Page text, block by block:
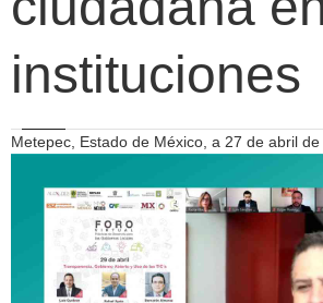
instituciones
Metepec, Estado de México, a 27 de abril de